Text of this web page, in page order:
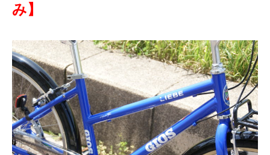
み】